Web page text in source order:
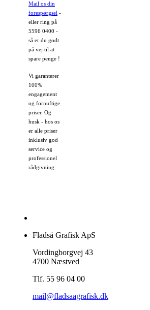
Mail os din
forespørgsel -
eller ring på
5596 0400 -
så er du godt
på vej til at
spare penge !
Vi garanterer
100%
engagement
og fornuftige
priser. Og
husk - hos os
er alle priser
inklusiv god
service og
professionel
rådgivning.
Fladså Grafisk ApS
Vordingborgvej 43
4700 Næstved
Tlf. 55 96 04 00
mail@fladsaagrafisk.dk